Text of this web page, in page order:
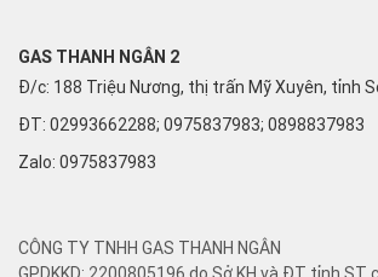
GAS THANH NGÂN 2
Đ/c: 188 Triệu Nương, thị trấn Mỹ Xuyên, tỉnh
ĐT: 02993662288; 0975837983; 0898837983
Zalo: 0975837983
CÔNG TY TNHH GAS THANH NGÂN